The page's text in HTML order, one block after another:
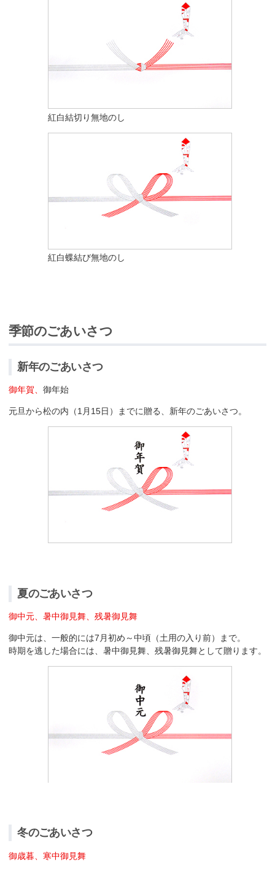
紅白結切り無地のし
紅白蝶結び無地のし
季節のごあいさつ
新年のごあいさつ
御年賀、 御年始
元旦から松の内（1月15日）までに贈る、新年のごあいさつ。
夏のごあいさつ
御中元、暑中御見舞、残暑御見舞
御中元は、一般的には7月初め～中頃（土用の入り前）まで。
時期を逃した場合には、暑中御見舞、残暑御見舞として贈ります。
冬のごあいさつ
御歳暮、寒中御見舞